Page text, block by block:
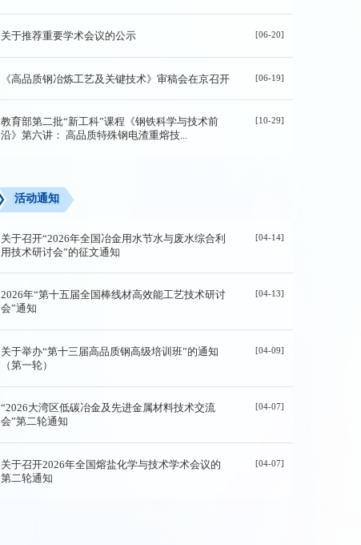
关于推荐重要学术会议的公示 [06-20]
《高品质钢冶炼工艺及关键技术》审稿会在京召开 [06-19]
教育部第二批“新工科”课程《钢铁科学与技术前
沿》第六讲： 高品质特殊钢电渣重熔技...
[10-29]
活动通知
关于召开“2026年全国冶金用水节水与废水综合利
用技术研讨会”的征文通知
[04-14]
2026年“第十五届全国棒线材高效能工艺技术研讨
会”通知
[04-13]
关于举办“第十三届高品质钢高级培训班”的通知
（第一轮）
[04-09]
“2026大湾区低碳冶金及先进金属材料技术交流
会”第二轮通知
[04-07]
关于召开2026年全国熔盐化学与技术学术会议的
第二轮通知
[04-07]